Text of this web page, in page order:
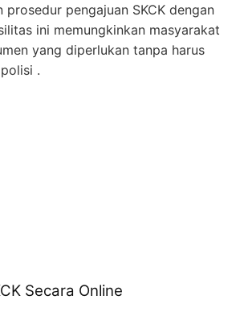
prosedur pengajuan SKCK dengan
ini memungkinkan masyarakat
yang diperlukan tanpa harus
.
Secara Online